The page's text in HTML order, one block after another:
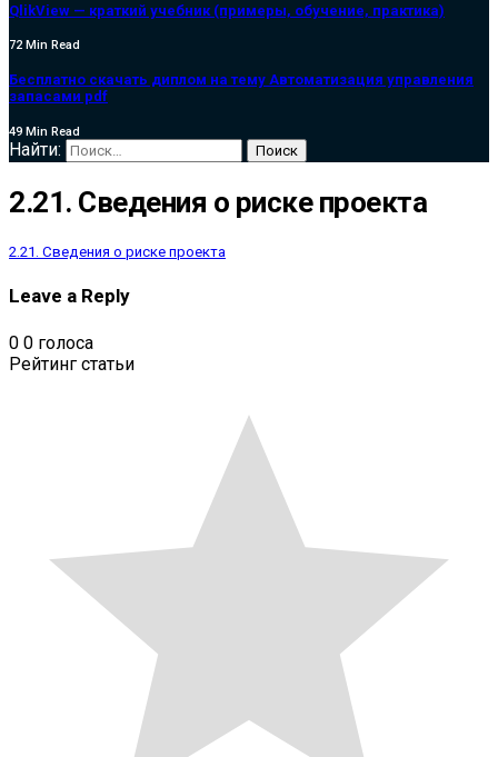
QlikView — краткий учебник (примеры, обучение, практика)
72 Min Read
Бесплатно скачать диплом на тему Автоматизация управления
запасами pdf
49 Min Read
Найти:
2.21. Сведения о риске проекта
2.21. Сведения о риске проекта
Leave a Reply
0 0 голоса
Рейтинг статьи